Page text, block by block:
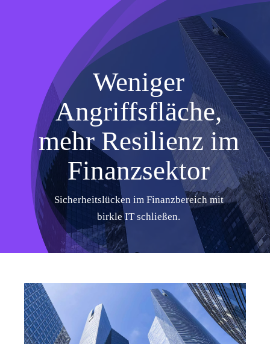
Weniger
Angriffsfläche,
mehr Resilienz im
Finanzsektor
Sicherheitslücken im Finanzbereich mit
birkle IT schließen.